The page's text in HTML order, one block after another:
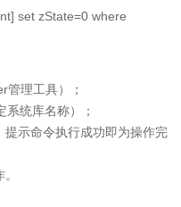
set zState=0 where
管理工具）；
统库名称）；
示命令执行成功即为操作完